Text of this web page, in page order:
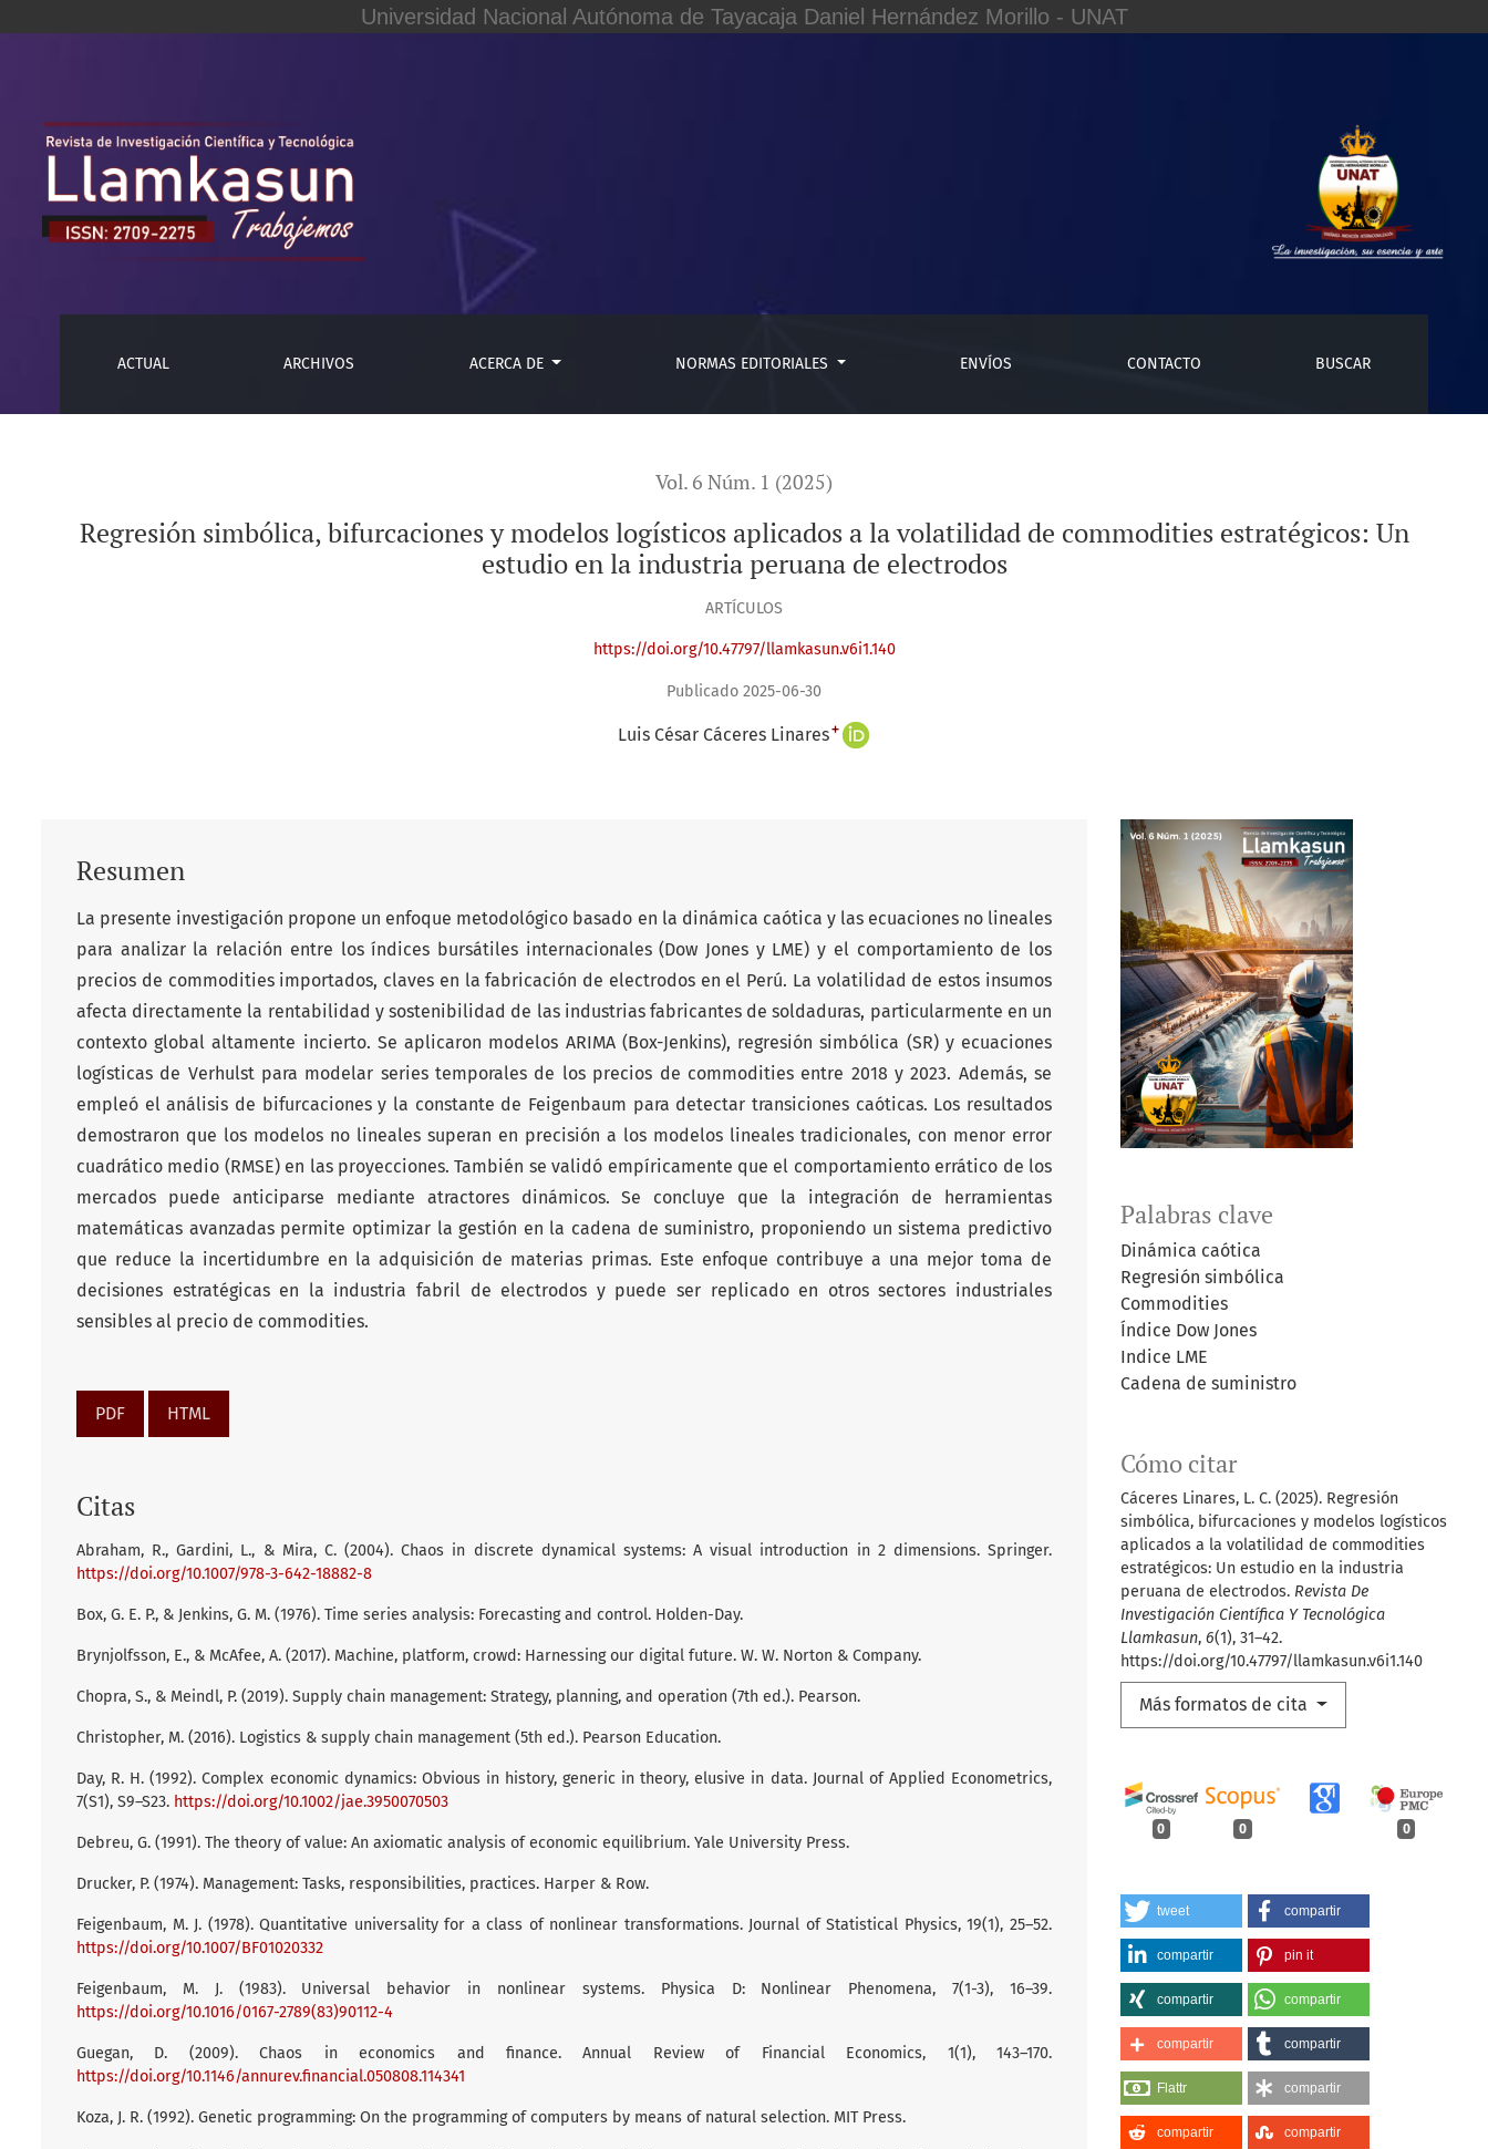
Universidad Nacional Autónoma de Tayacaja Daniel Hernández Morillo - UNAT
ACTUAL ARCHIVOS ACERCA DE NORMAS EDITORIALES ENVÍOS CONTACTO BUSCAR
Vol. 6 Núm. 1 (2025)
Regresión simbólica, bifurcaciones y modelos logísticos aplicados a la volatilidad de commodities estratégicos: Un
estudio en la industria peruana de electrodos
ARTÍCULOS
https://doi.org/10.47797/llamkasun.v6i1.140
Publicado 2025-06-30
Luis César Cáceres Linares+
Palabras clave
Dinámica caótica
Regresión simbólica
Commodities
Índice Dow Jones
Indice LME
Cadena de suministro
Cómo citar
Cáceres Linares, L. C. (2025). Regresión
simbólica, bifurcaciones y modelos logísticos
aplicados a la volatilidad de commodities
estratégicos: Un estudio en la industria
peruana de electrodos. Revista De
Investigación Científica Y Tecnológica
Llamkasun, 6(1), 31–42.
https://doi.org/10.47797/llamkasun.v6i1.140
Más formatos de cita
0 0 0
tweet compartir
compartir pin it
compartir compartir
compartir compartir
Flattr compartir
compartir compartir
Resumen
La presente investigación propone un enfoque metodológico basado en la dinámica caótica y las ecuaciones no lineales
para analizar la relación entre los índices bursátiles internacionales (Dow Jones y LME) y el comportamiento de los
precios de commodities importados, claves en la fabricación de electrodos en el Perú. La volatilidad de estos insumos
afecta directamente la rentabilidad y sostenibilidad de las industrias fabricantes de soldaduras, particularmente en un
contexto global altamente incierto. Se aplicaron modelos ARIMA (Box-Jenkins), regresión simbólica (SR) y ecuaciones
logísticas de Verhulst para modelar series temporales de los precios de commodities entre 2018 y 2023. Además, se
empleó el análisis de bifurcaciones y la constante de Feigenbaum para detectar transiciones caóticas. Los resultados
demostraron que los modelos no lineales superan en precisión a los modelos lineales tradicionales, con menor error
cuadrático medio (RMSE) en las proyecciones. También se validó empíricamente que el comportamiento errático de los
mercados puede anticiparse mediante atractores dinámicos. Se concluye que la integración de herramientas
matemáticas avanzadas permite optimizar la gestión en la cadena de suministro, proponiendo un sistema predictivo
que reduce la incertidumbre en la adquisición de materias primas. Este enfoque contribuye a una mejor toma de
decisiones estratégicas en la industria fabril de electrodos y puede ser replicado en otros sectores industriales
sensibles al precio de commodities.
PDF HTML
Citas
Abraham, R., Gardini, L., & Mira, C. (2004). Chaos in discrete dynamical systems: A visual introduction in 2 dimensions. Springer.
https://doi.org/10.1007/978-3-642-18882-8
Box, G. E. P., & Jenkins, G. M. (1976). Time series analysis: Forecasting and control. Holden-Day.
Brynjolfsson, E., & McAfee, A. (2017). Machine, platform, crowd: Harnessing our digital future. W. W. Norton & Company.
Chopra, S., & Meindl, P. (2019). Supply chain management: Strategy, planning, and operation (7th ed.). Pearson.
Christopher, M. (2016). Logistics & supply chain management (5th ed.). Pearson Education.
Day, R. H. (1992). Complex economic dynamics: Obvious in history, generic in theory, elusive in data. Journal of Applied Econometrics,
7(S1), S9–S23. https://doi.org/10.1002/jae.3950070503
Debreu, G. (1991). The theory of value: An axiomatic analysis of economic equilibrium. Yale University Press.
Drucker, P. (1974). Management: Tasks, responsibilities, practices. Harper & Row.
Feigenbaum, M. J. (1978). Quantitative universality for a class of nonlinear transformations. Journal of Statistical Physics, 19(1), 25–52.
https://doi.org/10.1007/BF01020332
Feigenbaum, M. J. (1983). Universal behavior in nonlinear systems. Physica D: Nonlinear Phenomena, 7(1-3), 16–39.
https://doi.org/10.1016/0167-2789(83)90112-4
Guegan, D. (2009). Chaos in economics and finance. Annual Review of Financial Economics, 1(1), 143–170.
https://doi.org/10.1146/annurev.financial.050808.114341
Koza, J. R. (1992). Genetic programming: On the programming of computers by means of natural selection. MIT Press.